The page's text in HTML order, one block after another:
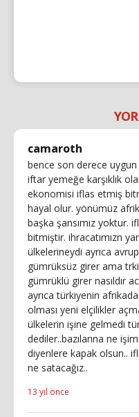
camaroth
bence son derece
iftar yemeğe karşıklık
ekonomisi iflas etmiş
hayal olur. yönümüz
başka şansımız yoktur.
bitmiştir. ihracatımızn
ülkelerineydi ayrıca
gümrüksüz girer ama
gümrüklü girer nasıldır
ayrıca türkiyenin
olması yeni elçilikler
ülkelerin işine gelmedi
dediler..bazılarına ne
diyenlere kapak olsun..
ne satacağız..
13 yıl önce